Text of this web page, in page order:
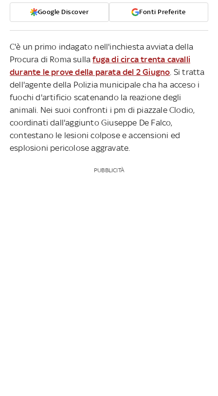
Google Discover Fonti Preferite
C'è un primo indagato nell'inchiesta avviata della
Procura di Roma sullafuga di circa trenta cavalli
durante le prove della parata del 2 Giugno . Si tratta
dell'agente della Polizia municipale cha ha acceso i
fuochi d'artificio scatenando la reazione degli
animali. Nei suoi confronti i pm di piazzale Clodio,
coordinati dall'aggiunto Giuseppe De Falco,
contestano le lesioni colpose e accensioni ed
esplosioni pericolose aggravate.
PUBBLICITÀ